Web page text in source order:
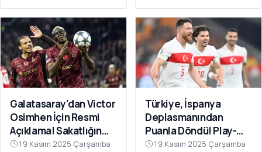
Galatasaray'dan Victor
Osimhen İçin Resmi
Açıklama! Sakatlığın
Son Durumu Belli Oldu
19 Kasım 2025 Çarşamba
Türkiye, İspanya
Deplasmanından
Puanla Döndü! Play-
Off Öncesi Moral: 2-2
19 Kasım 2025 Çarşamba